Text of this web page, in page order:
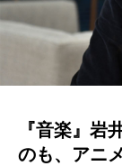
『音楽』
のも、アニ